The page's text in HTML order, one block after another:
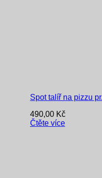
Spot talíř na pizzu
490,00 Kč
Čtěte více